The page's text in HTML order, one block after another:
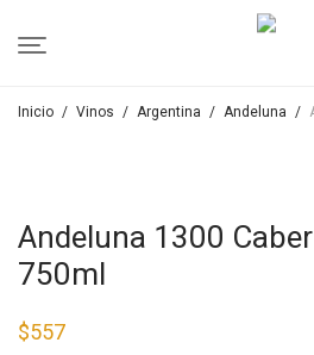
Inicio / Vinos / Argentina / Andeluna /
Andeluna 1300
750ml
$557